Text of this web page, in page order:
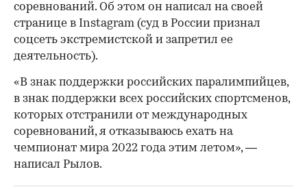
соревнований. Об этом он написал на своей
странице в Instagram (cуд в России признал
соцсеть экстремистской и запретил ее
деятельность).
«В знак поддержки российских паралимпийцев,
в знак поддержки всех российских спортсменов,
которых отстранили от международных
соревнований, я отказываюсь ехать на
чемпионат мира 2022 года этим летом», —
написал Рылов.